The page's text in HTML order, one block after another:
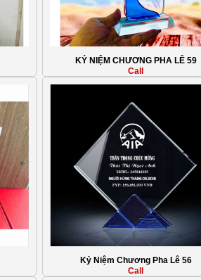
KỶ NIỆM CHƯƠNG PHA LÊ 59
Call
Kỷ Niệm Chương Pha Lê 56
Call